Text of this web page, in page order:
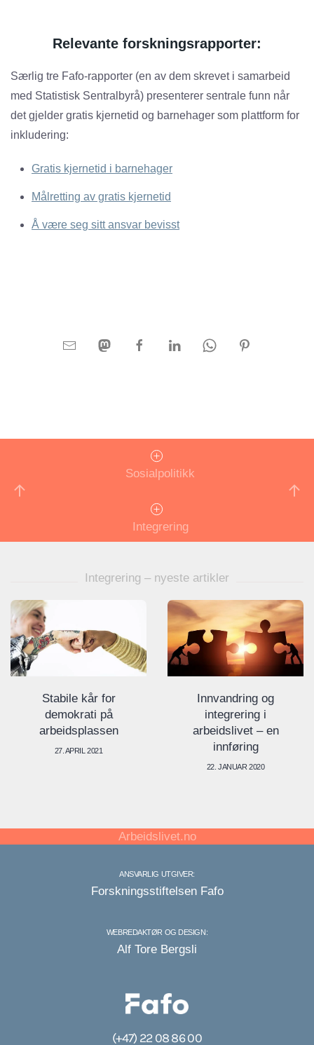
Relevante forskningsrapporter:
Særlig tre Fafo-rapporter (en av dem skrevet i samarbeid
med Statistisk Sentralbyrå) presenterer sentrale funn når
det gjelder gratis kjernetid og barnehager som plattform for
inkludering:
Gratis kjernetid i barnehager
Målretting av gratis kjernetid
Å være seg sitt ansvar bevisst
Sosialpolitikk
Integrering
Integrering – nyeste artikler
Stabile kår for
demokrati på
arbeidsplassen
27. APRIL 2021
Innvandring og
integrering i
arbeidslivet – en
innføring
22. JANUAR 2020
Arbeidslivet.no
(+47) 22 08 86 00
ANSVARLIG UTGIVER:
Forskningsstiftelsen Fafo
WEBREDAKTØR OG DESIGN:
Alf Tore Bergsli